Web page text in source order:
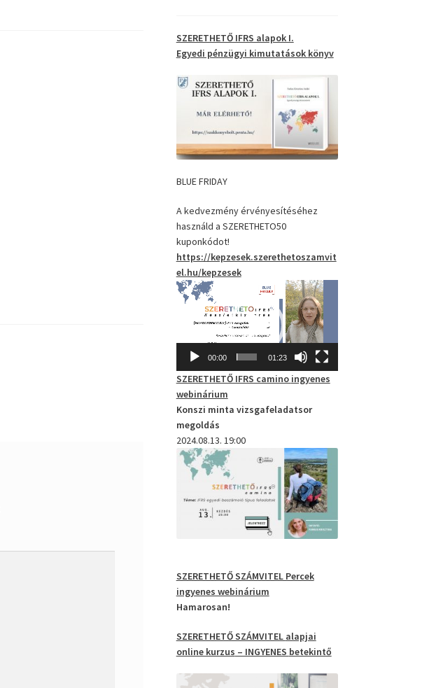
SZERETHETŐ IFRS alapok I.
Egyedi pénzügyi kimutatások könyv
BLUE FRIDAY
A kedvezmény érvényesítéséhez
használd a SZERETHETO50
kuponkódot!
https://kepzesek.szerethetoszamvit
el.hu/kepzesek
Videólejátszó
00:00 01:23
SZERETHETŐ IFRS camino ingyenes
webinárium
Konszi minta vizsgafeladatsor
megoldás
2024.08.13. 19:00
SZERETHETŐ SZÁMVITEL Percek
ingyenes webinárium
Hamarosan!
SZERETHETŐ SZÁMVITEL alapjai
online kurzus – INGYENES betekintő